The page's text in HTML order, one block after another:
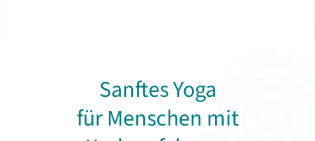
Sanftes Yoga
für Menschen mit